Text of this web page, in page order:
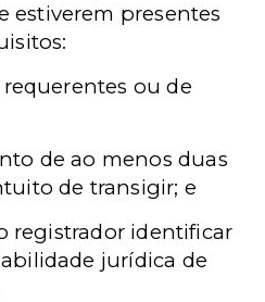
estiverem presentes
ou de
de ao menos duas
de transigir; e
registrador identificar
jurídica de